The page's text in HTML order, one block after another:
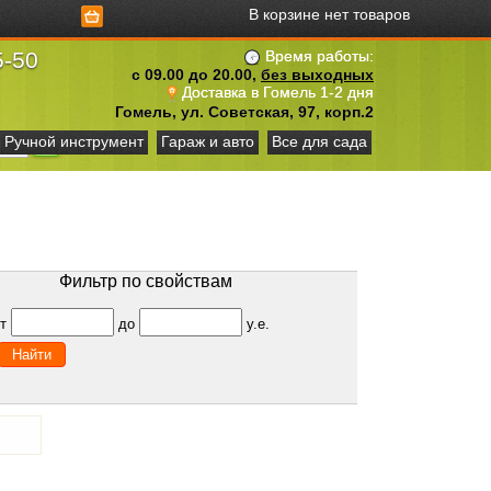
В корзине нет товаров
Время работы:
с 09.00 до 20.00, без выходных
Доставка в Гомель 1-2 дня
Гомель, ул. Советская, 97, корп.2
50
Ручной инструмент Гараж и авто Все для сада
Фильтр по свойствам
до у.е.